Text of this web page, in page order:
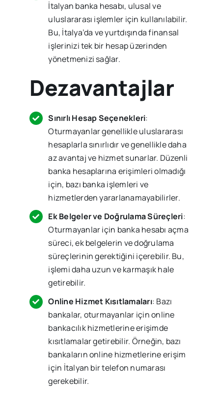
İtalyan banka hesabı, ulusal ve
uluslararası işlemler için kullanılabilir.
Bu, İtalya’da ve yurtdışında finansal
işlerinizi tek bir hesap üzerinden
yönetmenizi sağlar.
Dezavantajlar
Sınırlı Hesap Seçenekleri:
Oturmayanlar genellikle uluslararası
hesaplarla sınırlıdır ve genellikle daha
az avantaj ve hizmet sunarlar. Düzenli
banka hesaplarına erişimleri olmadığı
için, bazı banka işlemleri ve
hizmetlerden yararlanamayabilirler.
Ek Belgeler ve Doğrulama Süreçleri:
Oturmayanlar için banka hesabı açma
süreci, ek belgelerin ve doğrulama
süreçlerinin gerektiğini içerebilir. Bu,
işlemi daha uzun ve karmaşık hale
getirebilir.
Online Hizmet Kısıtlamaları: Bazı
bankalar, oturmayanlar için online
bankacılık hizmetlerine erişimde
kısıtlamalar getirebilir. Örneğin, bazı
bankaların online hizmetlerine erişim
için İtalyan bir telefon numarası
gerekebilir.